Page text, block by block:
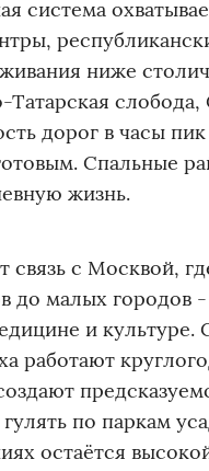
система
ниже
Татарская
дорог в часы
Спальные
жизнь.
связь с Москвой,
до малых городов
и
работают
по паркам
остаётся